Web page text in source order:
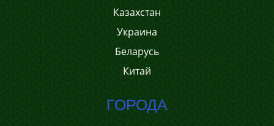
Казахстан
Украина
Беларусь
Китай
ГОРОДА